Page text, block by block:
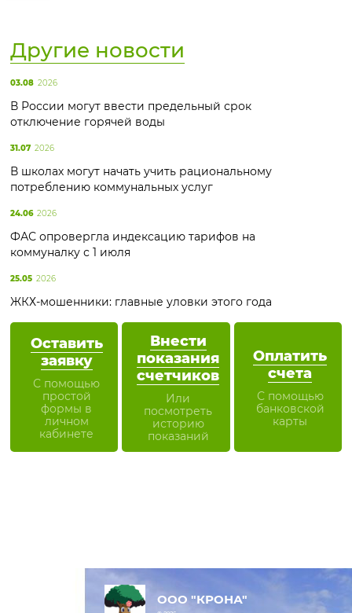
Оставить
заявку
С помощью
простой
формы в
личном
кабинете
Внести
показания
счетчиков
Или
посмотреть
историю
показаний
Оплатить
счета
С помощью
банковской
карты
Другие новости
03.08 2026
В России могут ввести предельный срок
отключение горячей воды
31.07 2026
В школах могут начать учить рациональному
потреблению коммунальных услуг
24.06 2026
ФАС опровергла индексацию тарифов на
коммуналку с 1 июля
25.05 2026
ЖКХ-мошенники: главные уловки этого года
ООО "КРОНА"